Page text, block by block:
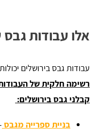
אלו עבודות גבס
עבודות גבס בירושלים
רשימה חלקית של
קבלני גבס בירושלים:
בניית ספרייה מגבס